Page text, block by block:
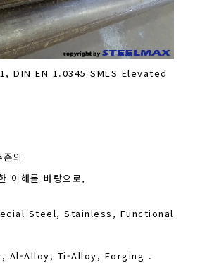
DIN EN 1.0345 SMLS Elevated
의
이해를 바탕으로,
Steel, Stainless, Functional
Al-Alloy, Ti-Alloy, Forging .